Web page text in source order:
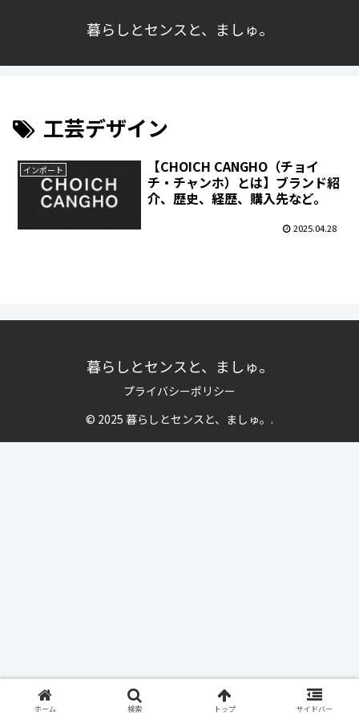
暮らしとセンスと、ましゅ。
工芸デザイン
インポート
【CHOICH CANGHO（チョイ
チ・チャンホ）とは】ブランド紹
介、歴史、経歴、購入先など。
2025.04.28
暮らしとセンスと、ましゅ。
プライバシーポリシー
© 2025 暮らしとセンスと、ましゅ。.
ホーム 検索 トップ サイドバー